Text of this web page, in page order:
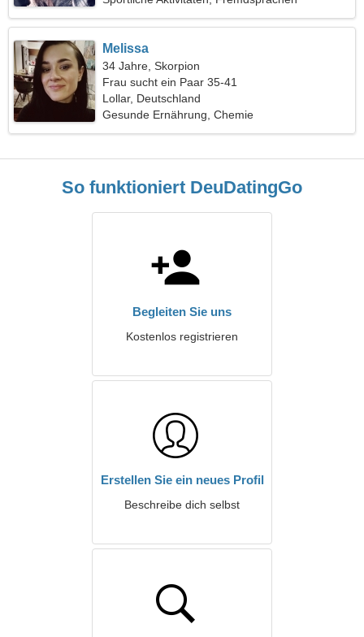
Melissa
34 Jahre, Skorpion
Frau sucht ein Paar 35-41
Lollar, Deutschland
Gesunde Ernährung, Chemie
So funktioniert DeuDatingGo
Begleiten Sie uns
Kostenlos registrieren
Erstellen Sie ein neues Profil
Beschreibe dich selbst